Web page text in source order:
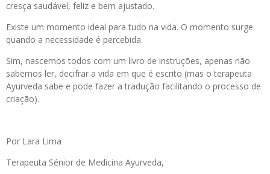
cresça saudável, feliz e bem ajustado.
Existe um momento ideal para tudo na vida. O momento surge
quando a necessidade é percebida.
Sim, nascemos todos com um livro de instruções, apenas não
sabemos ler, decifrar a vida em que é escrito (mas o terapeuta
Ayurveda sabe e pode fazer a tradução facilitando o processo de
criação).
Por Lara Lima
Terapeuta Sénior de Medicina Ayurveda,